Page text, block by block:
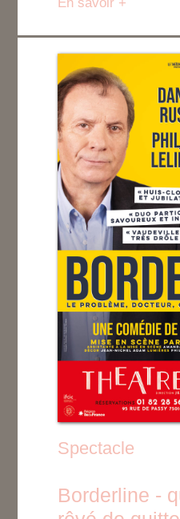
En savoir +
Spectacle
Borderline -